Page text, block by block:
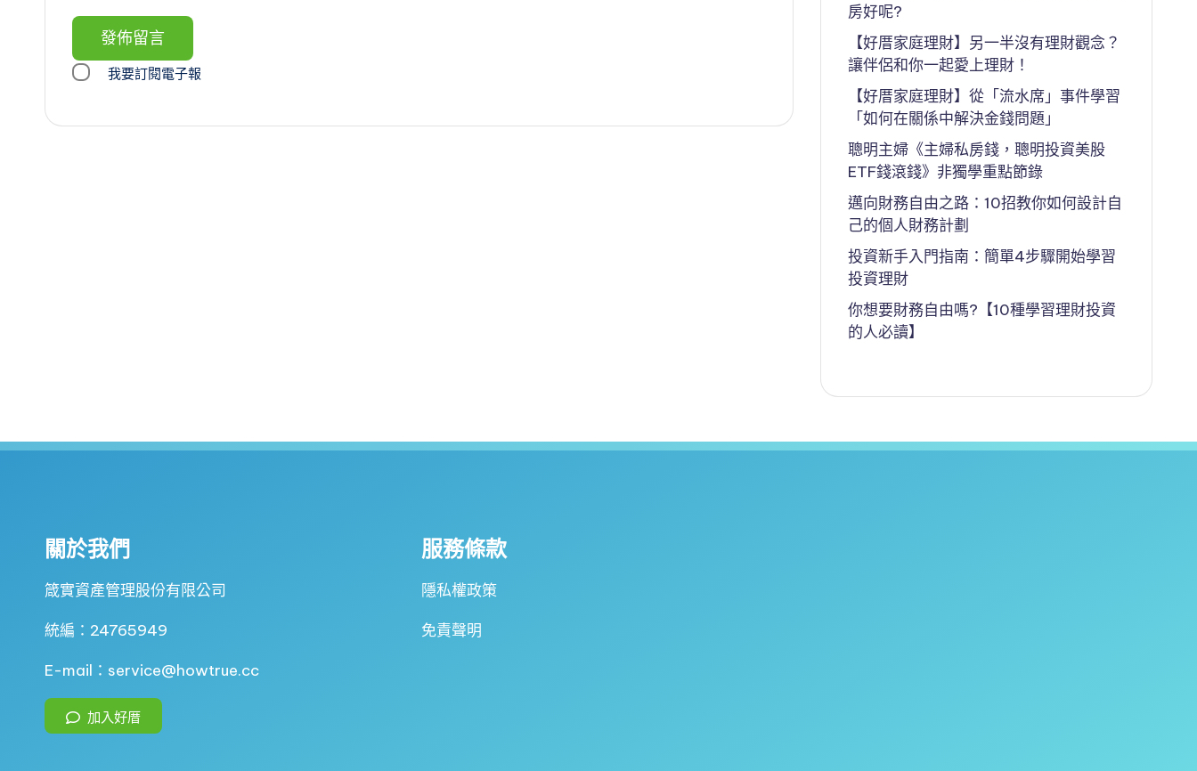
我要訂閱電子報
房好呢?
【好厝家庭理財】另一半沒有理財觀念？
讓伴侶和你一起愛上理財！
【好厝家庭理財】從「流水席」事件學習
「如何在關係中解決金錢問題」
聰明主婦《主婦私房錢，聰明投資美股
ETF錢滾錢》非獨學重點節錄
邁向財務自由之路：10招教你如何設計自
己的個人財務計劃
投資新手入門指南：簡單4步驟開始學習
投資理財
你想要財務自由嗎?【10種學習理財投資
的人必讀】
關於我們
箴實資產管理股份有限公司
統編：24765949
E-mail：service@howtrue.cc
加入好厝
服務條款
隱私權政策
免責聲明